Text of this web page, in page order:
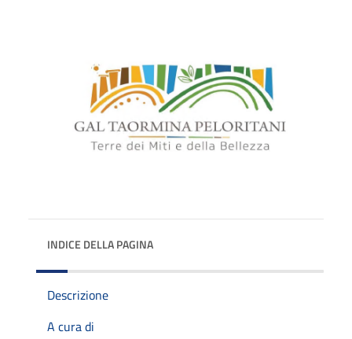
INDICE DELLA PAGINA
Descrizione
A cura di